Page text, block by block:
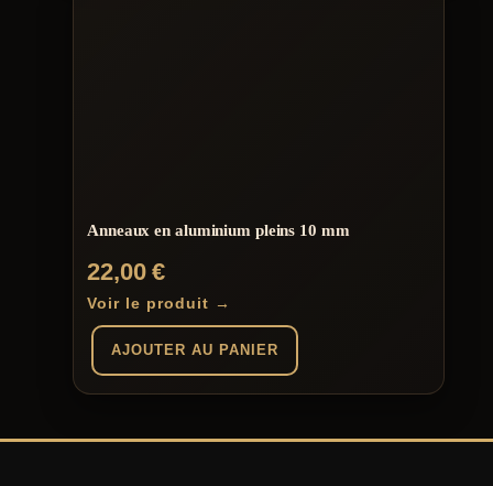
Anneaux en aluminium pleins 10 mm
22,00€
Voir le produit →
AJOUTER AU PANIER